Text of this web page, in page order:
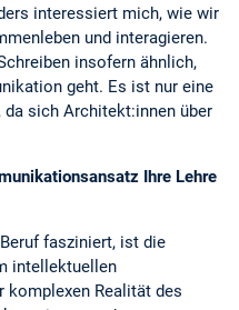
interessiert mich, wie wir
und interagieren.
insofern ähnlich,
geht. Es ist nur eine
sich Architekt:innen über
Ihre Lehre
fasziniert, ist die
intellektuellen
komplexen Realität des